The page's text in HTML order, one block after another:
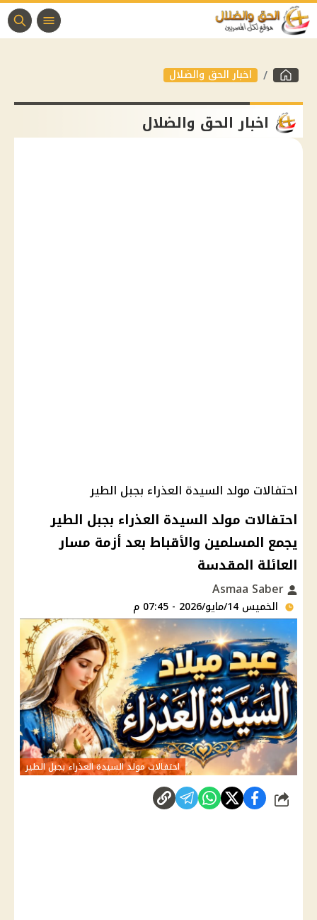
اخبار الحق والضلال
اخبار الحق والضلال
احتفالات مولد السيدة العذراء بجبل الطير
احتفالات مولد السيدة العذراء بجبل الطير
يجمع المسلمين والأقباط بعد أزمة مسار
العائلة المقدسة
الخميس 14/مايو/2026 - 07:45 م
احتفالات مولد السيدة العذراء بجبل الطير
شارك